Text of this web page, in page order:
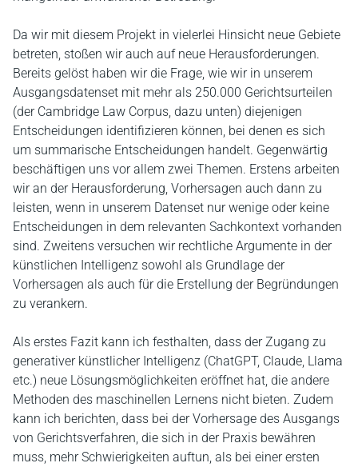
Da wir mit diesem Projekt in vielerlei Hinsicht neue Gebiete
betreten, stoßen wir auch auf neue Herausforderungen.
Bereits gelöst haben wir die Frage, wie wir in unserem
Ausgangsdatenset mit mehr als 250.000 Gerichtsurteilen
(der Cambridge Law Corpus, dazu unten) diejenigen
Entscheidungen identifizieren können, bei denen es sich
um summarische Entscheidungen handelt. Gegenwärtig
beschäftigen uns vor allem zwei Themen. Erstens arbeiten
wir an der Herausforderung, Vorhersagen auch dann zu
leisten, wenn in unserem Datenset nur wenige oder keine
Entscheidungen in dem relevanten Sachkontext vorhanden
sind. Zweitens versuchen wir rechtliche Argumente in der
künstlichen Intelligenz sowohl als Grundlage der
Vorhersagen als auch für die Erstellung der Begründungen
zu verankern.
Als erstes Fazit kann ich festhalten, dass der Zugang zu
generativer künstlicher Intelligenz (ChatGPT, Claude, Llama
etc.) neue Lösungsmöglichkeiten eröffnet hat, die andere
Methoden des maschinellen Lernens nicht bieten. Zudem
kann ich berichten, dass bei der Vorhersage des Ausgangs
von Gerichtsverfahren, die sich in der Praxis bewähren
muss, mehr Schwierigkeiten auftun, als bei einer ersten